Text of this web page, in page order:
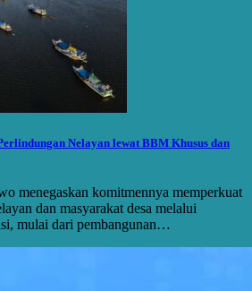
Nelayan lewat BBM Khusus dan
menegaskan komitmennya memperkuat
dan masyarakat desa melalui
mulai dari pembangunan…